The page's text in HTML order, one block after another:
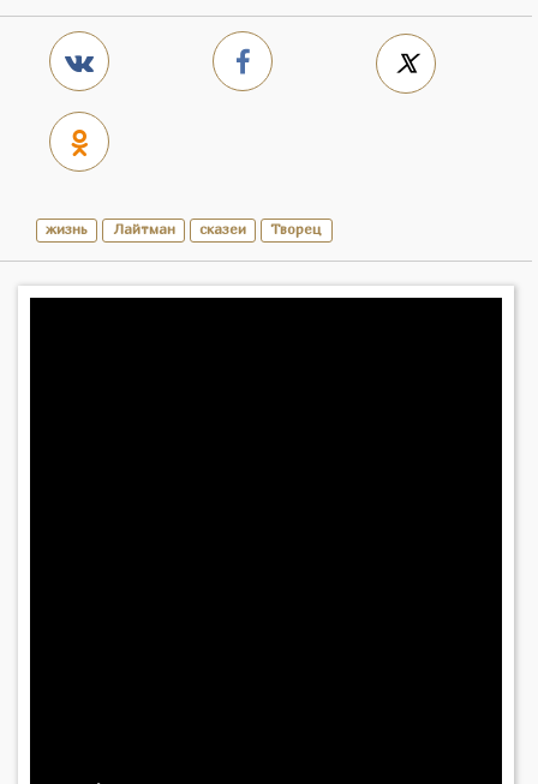
жизнь Лайтман сказеи Творец